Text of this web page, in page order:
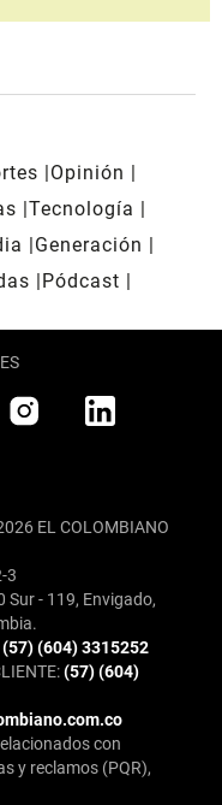
Opinión
Tecnología
Generación
Pódcast
EL COLOMBIANO
3
Sur - 119, Envigado,
(57) (604) 3315252
(57) (604)
con
y reclamos (PQR),